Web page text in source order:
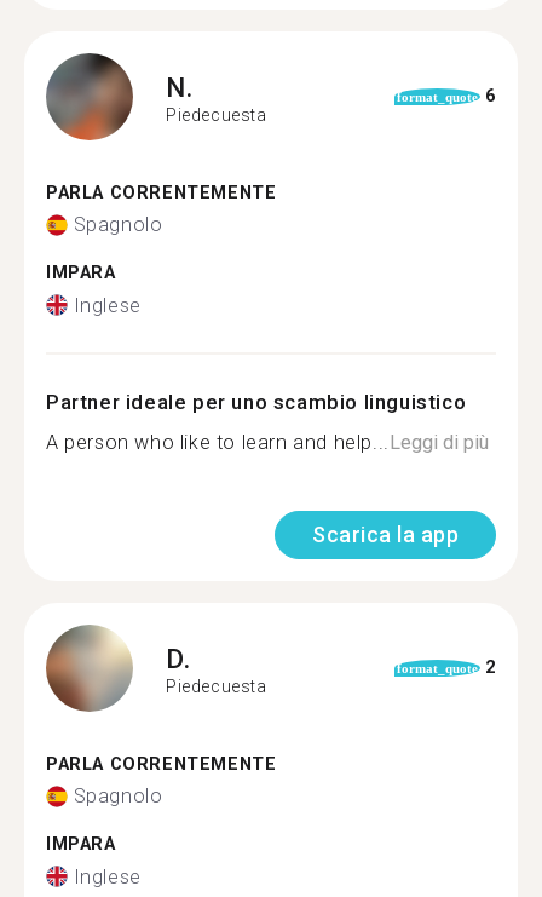
N.
Piedecuesta
format_quote 6
PARLA CORRENTEMENTE
Spagnolo
IMPARA
Inglese
Partner ideale per uno scambio linguistico
A person who like to learn and help... Leggi di più
Scarica la app
D.
Piedecuesta
format_quote 2
PARLA CORRENTEMENTE
Spagnolo
IMPARA
Inglese